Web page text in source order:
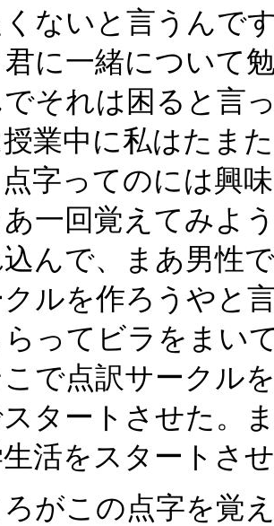
ないと言うんで
に一緒について
それは困ると言
業中に私はたま
点字ってのには興
一回覚えてみよ
んで、まあ男性
ルを作ろうやと
らってビラをまい
で点訳サークル
タートさせた。
活をスタートさ
がこの点字を覚